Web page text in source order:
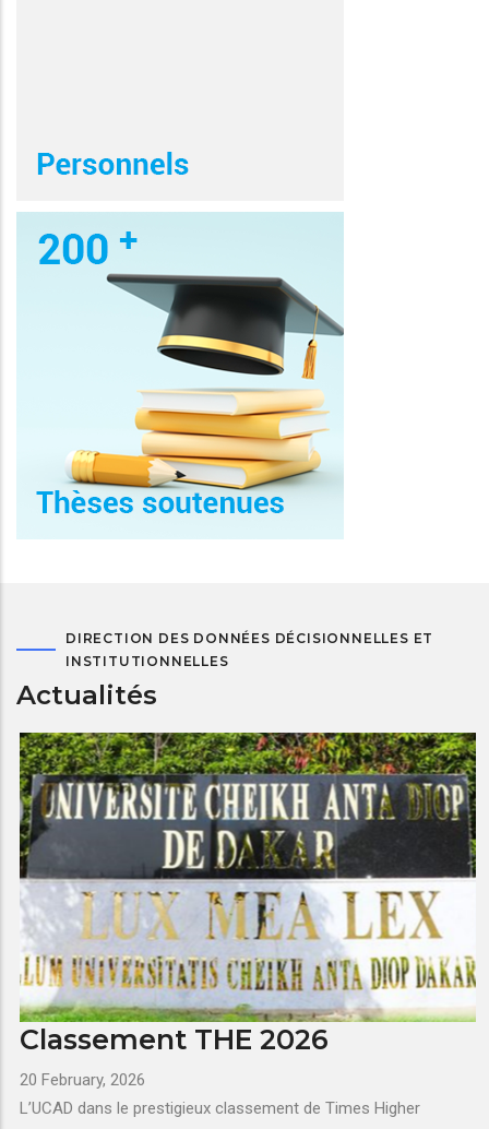
DIRECTION DES DONNÉES DÉCISIONNELLES ET
INSTITUTIONNELLES
Actualités
Classement THE 2026
20 February, 2026
L’UCAD dans le prestigieux classement de Times Higher